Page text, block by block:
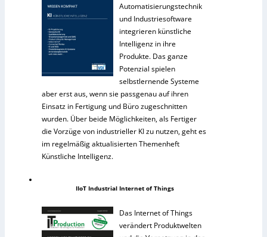
Automatisierungstechnik
und Industriesoftware
integrieren künstliche
Intelligenz in ihre
Produkte. Das ganze
Potenzial spielen
selbstlernende Systeme
aber erst aus, wenn sie passgenau auf ihren
Einsatz in Fertigung und Büro zugeschnitten
wurden. Über beide Möglichkeiten, als Fertiger
die Vorzüge von industrieller KI zu nutzen, geht es
im regelmäßig aktualisierten Themenheft
Künstliche Intelligenz.
IIoT Industrial Internet of Things
Das Internet of Things
verändert Produktwelten